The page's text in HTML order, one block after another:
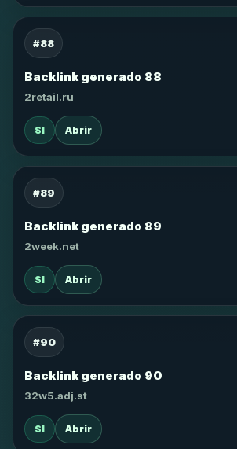
#88
Backlink generado 88
2retail.ru
SI Abrir
#89
Backlink generado 89
2week.net
SI Abrir
#90
Backlink generado 90
32w5.adj.st
SI Abrir